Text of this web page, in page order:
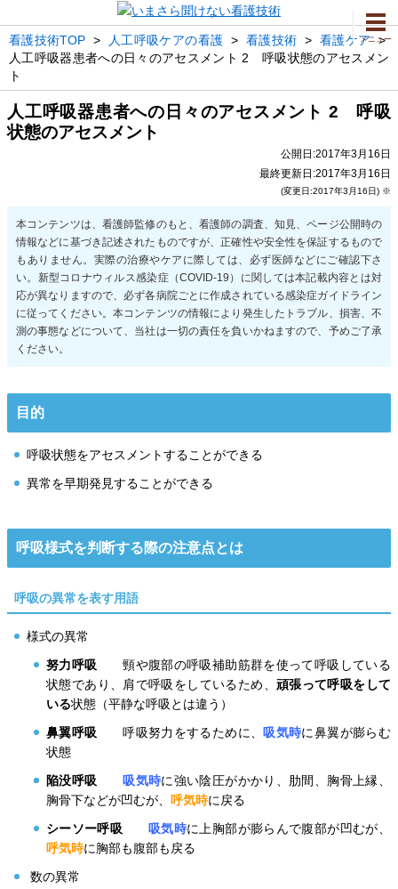
メニュー
看護技術TOP > 人工呼吸ケアの看護 > 看護技術 > 看護ケア>
人工呼吸器患者への日々のアセスメント 2 呼吸状態のアセスメン
ト
人工呼吸器患者への日々のアセスメント 2 呼吸
状態のアセスメント
公開日:2017年3月16日
最終更新日:2017年3月16日
(変更日:2017年3月16日) ※
目的
呼吸状態をアセスメントすることができる
異常を早期発見することができる
呼吸様式を判断する際の注意点とは
呼吸の異常を表す用語
様式の異常
努力呼吸 頸や腹部の呼吸補助筋群を使って呼吸している
状態であり、肩で呼吸をしているため、 頑張って呼吸をして
いる状態（平静な呼吸とは違う）
鼻翼呼吸 呼吸努力をするために、吸気時に鼻翼が膨らむ
状態
陥没呼吸
吸気時に強い陰圧がかかり、肋間、胸骨上縁、
胸骨下などが凹むが、 呼気時に戻る
シーソー呼吸
吸気時に上胸部が膨らんで腹部が凹むが、
呼気時に胸部も腹部も戻る
数の異常